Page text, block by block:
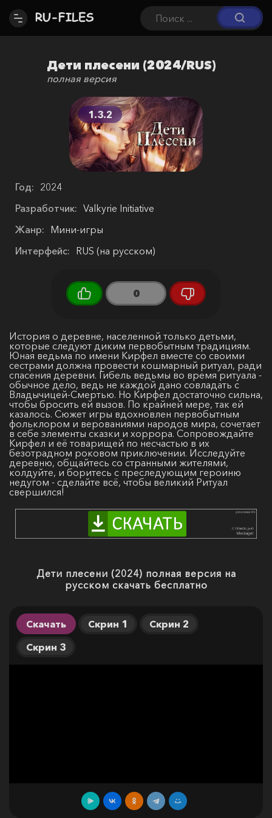
Дети плесени (2024/RUS)
полная версия
1.3.2
Год: 2024
Разработчик: Valkyrie Initiative
Жанр: Мини-игры
Интерфейс: RUS (на русском)
0
История о деревне, населенной только детьми,
которые следуют диким первобытным традициям.
Юная ведьма по имени Кирфел вместе со своими
сестрами должна провести кошмарный ритуал, ради
спасения деревни. Гибель ведьмы во время ритуала -
обычное дело, ведь не каждой дано совладать с
Владычицей-Смертью. Но Кирфел достаточно сильна,
чтобы бросить ей вызов. По крайней мере, так ей
казалось. Сюжет игры вдохновлен первобытным
фольклором и верованиями народов мира, сочетает
в себе элементы сказки и хоррора. Сопровождайте
Кирфел и её товарищей по несчастью в их
безотрадном роковом приключении. Исследуйте
деревню, общайтесь со странными жителями,
колдуйте, и боритесь с преследующим героиню
недугом - сделайте всё, чтобы великий Ритуал
свершился!
Дети плесени (2024) полная версия на
русском скачать бесплатно
Скачать Скрин 1
Скрин 2
Скрин 3